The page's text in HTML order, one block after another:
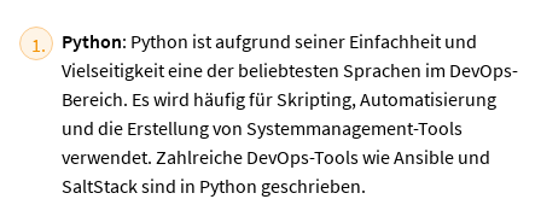
Python: Python ist aufgrund seiner Einfachheit und
Vielseitigkeit eine der beliebtesten Sprachen im DevOps-
Bereich. Es wird häufig für Skripting, Automatisierung
und die Erstellung von Systemmanagement-Tools
verwendet. Zahlreiche DevOps-Tools wie Ansible und
SaltStack sind in Python geschrieben.